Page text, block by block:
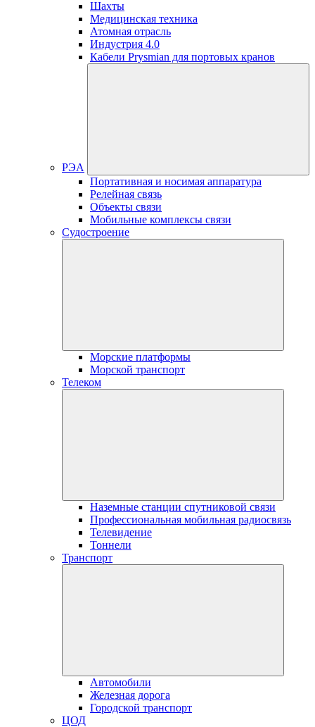
Шахты
Медицинская техника
Атомная отрасль
Индустрия 4.0
Кабели Prysmian для портовых кранов
РЭА
Портативная и носимая аппаратура
Релейная связь
Объекты связи
Мобильные комплексы связи
Судостроение
Морские платформы
Морской транспорт
Телеком
Наземные станции спутниковой связи
Профессиональная мобильная радиосвязь
Телевидение
Тоннели
Транспорт
Автомобили
Железная дорога
Городской транспорт
ЦОД